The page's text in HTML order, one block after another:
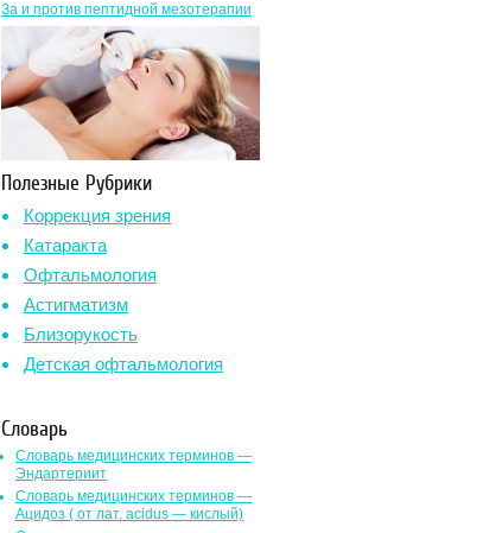
За и против пептидной мезотерапии
Полезные Рубрики
Коррекция зрения
Катаракта
Офтальмология
Астигматизм
Близорукость
Детская офтальмология
Словарь
Словарь медицинских терминов —
Эндартериит
Словарь медицинских терминов —
Ацидоз ( от лат. асidus — кислый)